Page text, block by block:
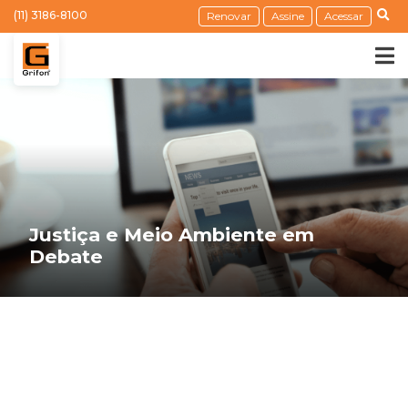
(11) 3186-8100 Renovar Assine Acessar
Justiça e Meio Ambiente em
Debate